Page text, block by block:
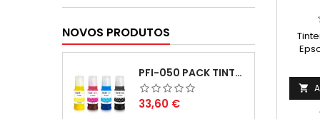
NOVOS PRODUTOS
PFI-050 PACK TINTAS COMPATIVEIS
Preço
33,60 €
